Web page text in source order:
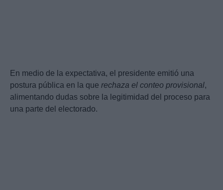
En medio de la expectativa, el presidente emitió una
postura pública en la que rechaza el conteo provisional,
alimentando dudas sobre la legitimidad del proceso para
una parte del electorado.